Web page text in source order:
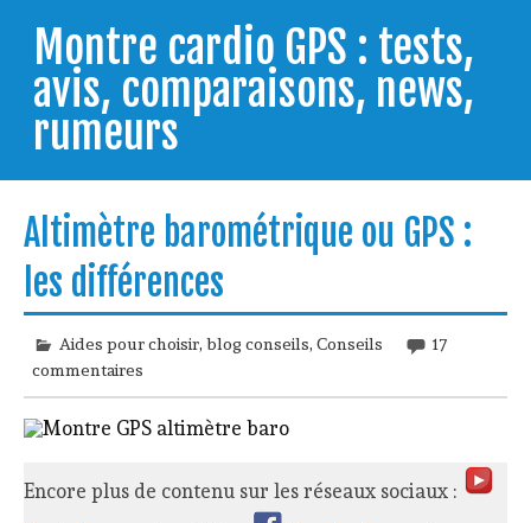
contentMontre cardio GPS : tests,
avis, comparaisons, news,
rumeurs
trouver celle qui répondra à vos besoins et
comprendre comment bien l'utiliser.
Altimètre barométrique ou GPS :
les différences
Aides pour choisir,blog conseils,Conseils
17
commentaires
Encore plus de contenu sur les réseaux sociaux :